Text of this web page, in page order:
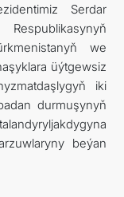
Serdar
we
üýtgewsiz
iki
durmuşynyň
beýan